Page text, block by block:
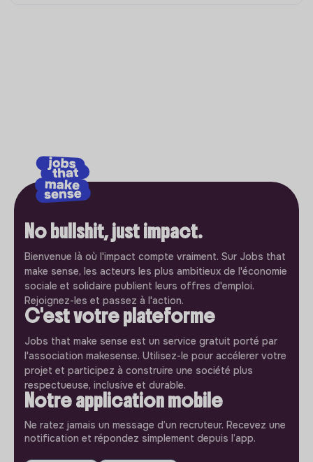
No bullshit, just impact.
Bienvenue là où l'impact compte vraiment. Sur Jobs that
make sense, les acteurs les plus ambitieux de l'économie
sociale et solidaire publient leurs offres d'emploi.
Rejoignez-les et passez à l'action.
C'est votre plateforme
Jobs that make sense est un service gratuit porté par
l'association makesense. Utilisez-le pour accélerer votre
projet et participez à construire une société plus
respectueuse, inclusive et durable.
Notre application mobile
Ne ratez jamais un message d’un recruteur. Recevez une
notification et répondez simplement depuis l’app.